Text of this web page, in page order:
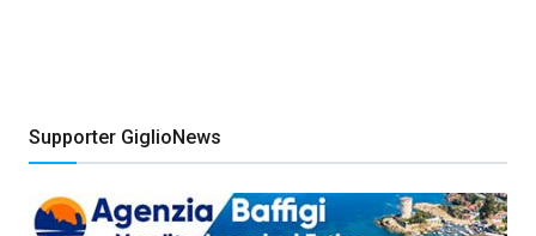
Supporter GiglioNews